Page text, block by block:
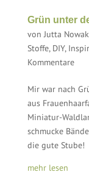
Grün unter
vonJutta Nowak
Stoffe, DIY,
Kommentare
Mir war nach
aus
Miniatur-
schmucke
die gute Stube!
mehr lesen